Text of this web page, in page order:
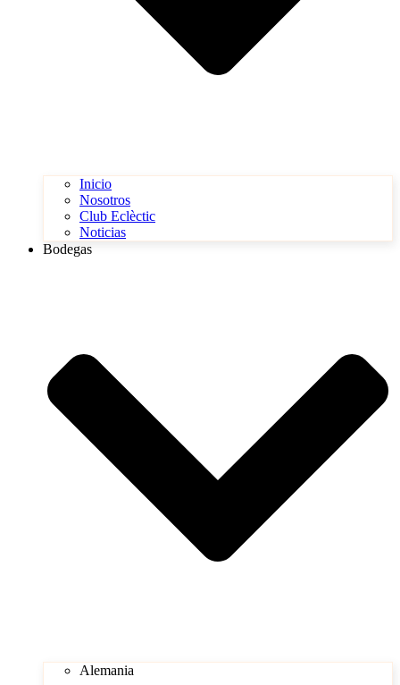
Inicio
Nosotros
Club Eclèctic
Noticias
Bodegas
Alemania